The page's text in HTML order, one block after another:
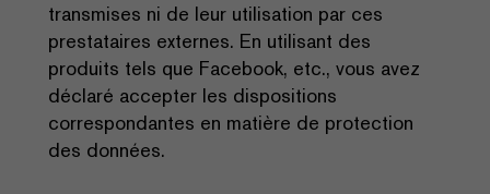
transmises ni de leur utilisation par ces
prestataires externes. En utilisant des
produits tels que Facebook, etc., vous avez
déclaré accepter les dispositions
correspondantes en matière de protection
des données.